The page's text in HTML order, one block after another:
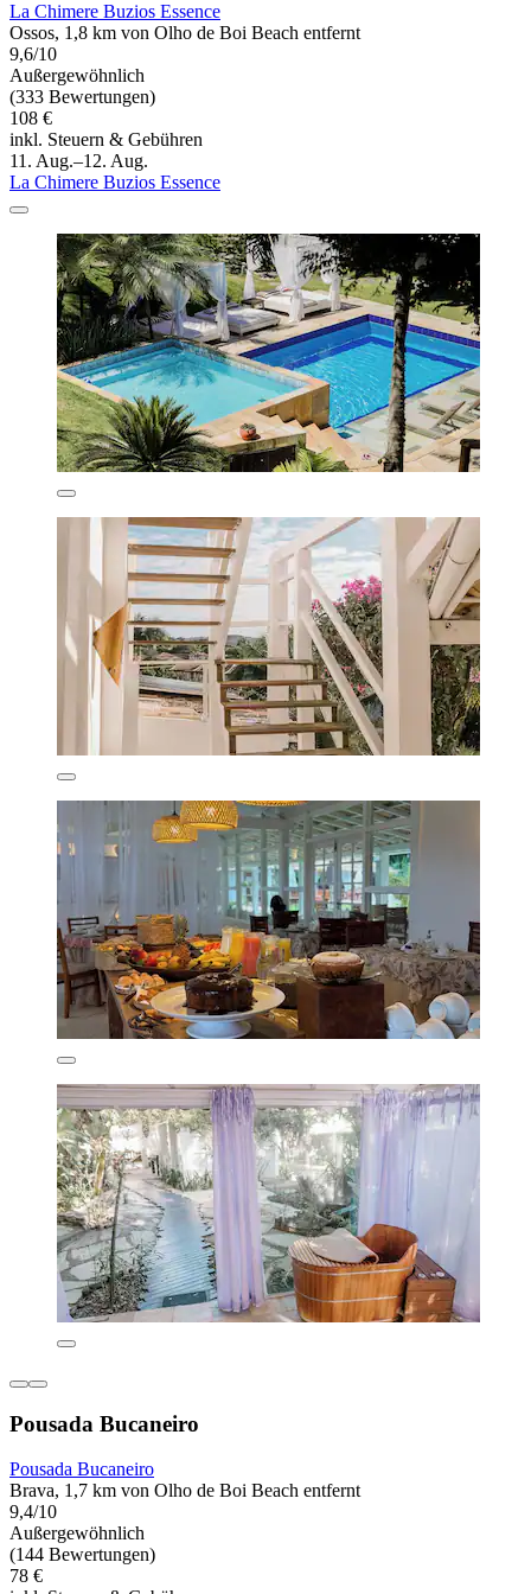
La Chimere Buzios Essence
Ossos, 1,8 km von Olho de Boi Beach entfernt
9,6/10
Außergewöhnlich
(333 Bewertungen)
108 €
inkl. Steuern & Gebühren
11. Aug.–12. Aug.
La Chimere Buzios Essence
Pousada Bucaneiro
Pousada Bucaneiro
Brava, 1,7 km von Olho de Boi Beach entfernt
9,4/10
Außergewöhnlich
(144 Bewertungen)
78 €